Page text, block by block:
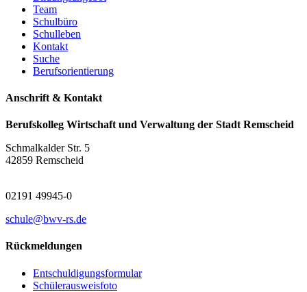
Team
Schulbüro
Schulleben
Kontakt
Suche
Berufsorientierung
Anschrift & Kontakt
Berufskolleg Wirtschaft und Verwaltung der Stadt Remscheid
Schmalkalder Str. 5
42859 Remscheid
02191 49945-0
schule@bwv-rs.de
Rückmeldungen
Entschuldigungsformular
Schülerausweisfoto